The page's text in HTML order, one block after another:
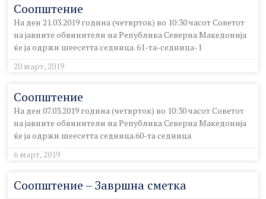
Соопштение
На ден 21.03.2019 година (четврток) во 10:30 часот Советот
на јавните обвинители на Република Северна Македонија
ќе ја одржи шеесетта седница. 61-та-седница-1
20 март, 2019
Соопштение
На ден 07.03.2019 година (четврток) во 10:30 часот Советот
на јавните обвинители на Република Северна Македонија
ќе ја одржи шеесетта седница.60-та седница
6 март, 2019
Соопштение – Завршна сметка